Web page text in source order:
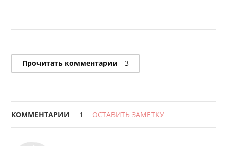
Прочитать комментарии 3
КОММЕНТАРИИ 1 ОСТАВИТЬ ЗАМЕТКУ